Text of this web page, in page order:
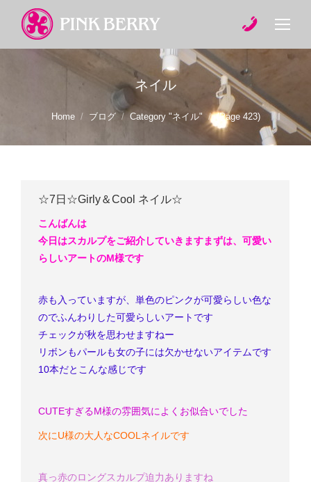
ネイル
You are here:
Home ブログ Category "ネイル" (Page 423)
☆7日☆Girly＆Cool ネイル☆
こんばんは
今日はスカルプをご紹介していきますまずは、可愛い
らしいアートのM様です
赤も入っていますが、単色のピンクが可愛らしい色な
のでふんわりした可愛らしいアートです
チェックが秋を思わせますねー
リボンもパールも女の子には欠かせないアイテムです
10本だとこんな感じです
CUTEすぎるM様の雰囲気によくお似合いでした
次にU様の大人なCOOLネイルです
真っ赤のロングスカルプ迫力ありますね